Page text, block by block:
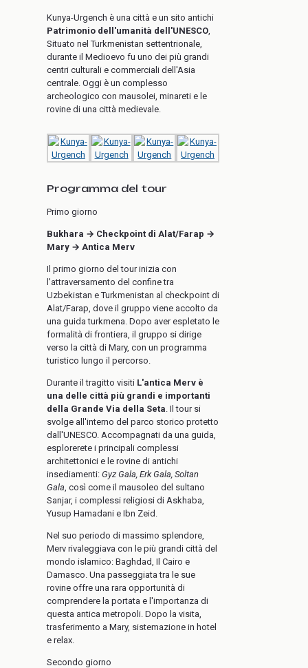
Kunya-Urgench è una città e un sito antichi
Patrimonio dell'umanità dell'UNESCO,
Situato nel Turkmenistan settentrionale,
durante il Medioevo fu uno dei più grandi
centri culturali e commerciali dell'Asia
centrale. Oggi è un complesso
archeologico con mausolei, minareti e le
rovine di una città medievale.
Programma del tour
Primo giorno
Bukhara → Checkpoint di Alat/Farap →
Mary → Antica Merv
Il primo giorno del tour inizia con
l'attraversamento del confine tra
Uzbekistan e Turkmenistan al checkpoint di
Alat/Farap, dove il gruppo viene accolto da
una guida turkmena. Dopo aver espletato le
formalità di frontiera, il gruppo si dirige
verso la città di Mary, con un programma
turistico lungo il percorso.
Durante il tragitto visiti L'antica Merv è
una delle città più grandi e importanti
della Grande Via della Seta . Il tour si
svolge all'interno del parco storico protetto
dall'UNESCO. Accompagnati da una guida,
esplorerete i principali complessi
architettonici e le rovine di antichi
insediamenti: Gyz Gala, Erk Gala, Soltan
Gala , così come il mausoleo del sultano
Sanjar, i complessi religiosi di Askhaba,
Yusup Hamadani e Ibn Zeid.
Nel suo periodo di massimo splendore,
Merv rivaleggiava con le più grandi città del
mondo islamico: Baghdad, Il Cairo e
Damasco. Una passeggiata tra le sue
rovine offre una rara opportunità di
comprendere la portata e l'importanza di
questa antica metropoli. Dopo la visita,
trasferimento a Mary, sistemazione in hotel
e relax.
Secondo giorno